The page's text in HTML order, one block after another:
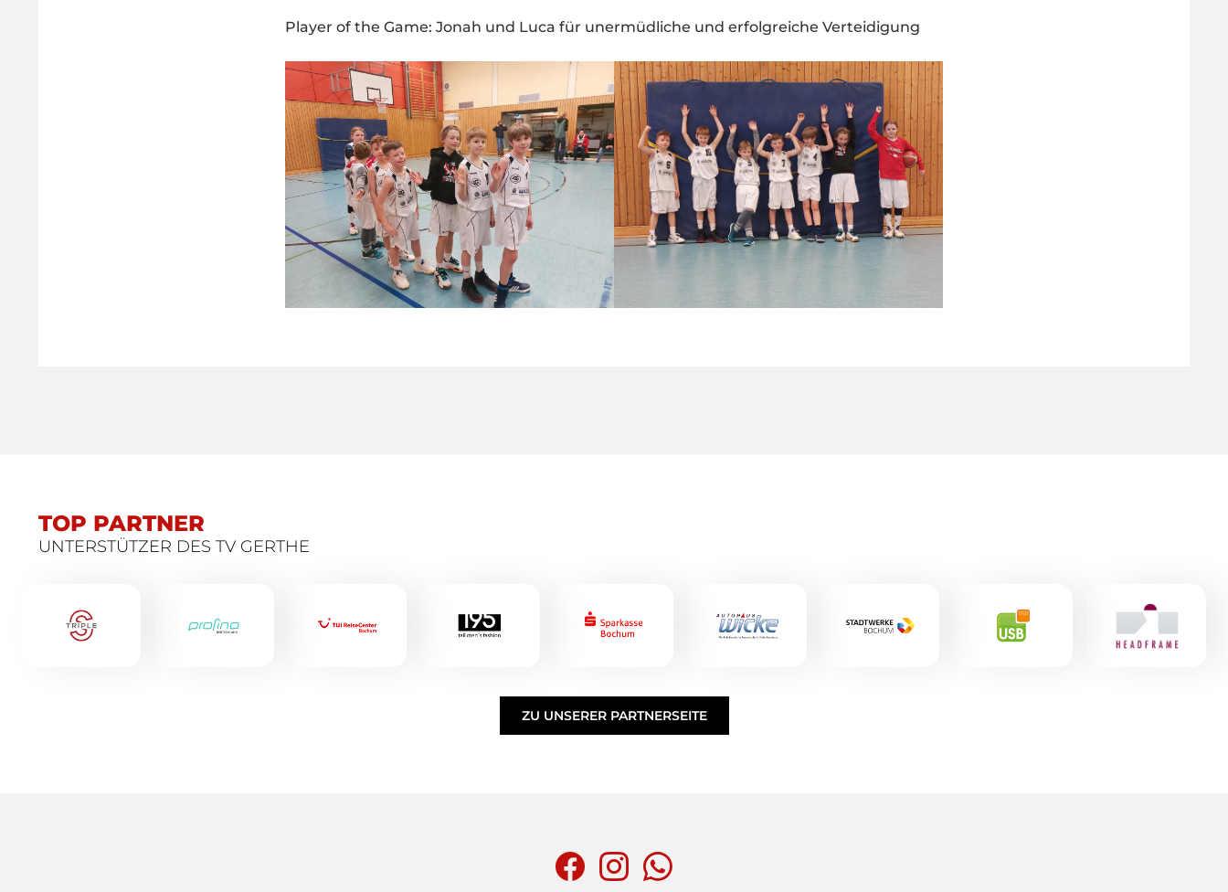
Player of the Game: Jonah und Luca für unermüdliche und erfolgreiche Verteidigung
TOP PARTNER
UNTERSTÜTZER DES TV GERTHE
ZU UNSERER PARTNERSEITE